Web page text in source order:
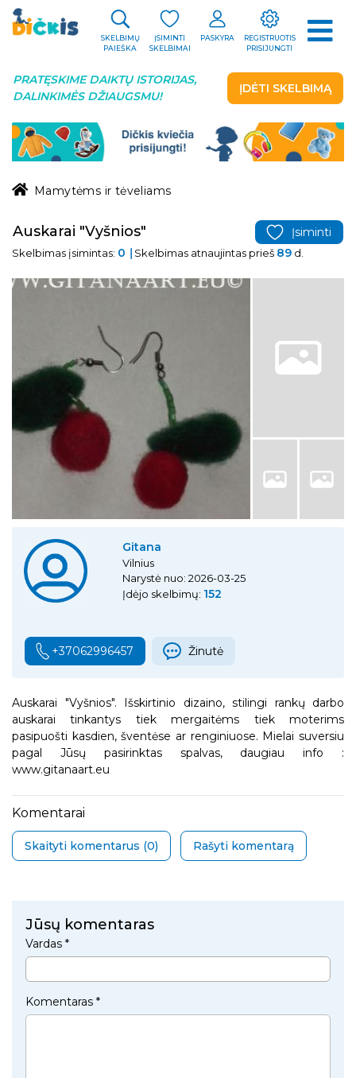
SKELBIMŲ
PAIEŠKA
ĮSIMINTI
SKELBIMAI
PASKYRA
REGISTRUOTIS
PRISIJUNGTI
PRATĘSKIME DAIKTŲ ISTORIJAS,
DALINKIMĖS DŽIAUGSMU!
ĮDĖTI SKELBIMĄ
Mamytėms ir tėveliams
Auskarai "Vyšnios" Įsiminti
Skelbimas įsimintas: 0 Skelbimas atnaujintas prieš 89 d.
Gitana
Vilnius
Narystė nuo: 2026-03-25
Įdėjo skelbimų: 152
+37062996457 Žinutė
Auskarai "Vyšnios". Išskirtinio dizaino, stilingi rankų darbo
auskarai tinkantys tiek mergaitėms tiek moterims
pasipuošti kasdien, šventėse ar renginiuose. Mielai suversiu
pagal Jūsų pasirinktas spalvas, daugiau info :
www.gitanaart.eu
Komentarai
Skaityti komentarus (0) Rašyti komentarą
Jūsų komentaras
Vardas *
Komentaras *